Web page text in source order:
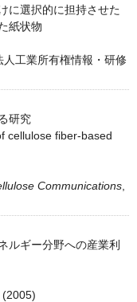
に選択的に担持させた
紙状物
工業所有権情報・研修
研究
cellulose fiber-based
Communications
ルギー分野への産業利
(2005)